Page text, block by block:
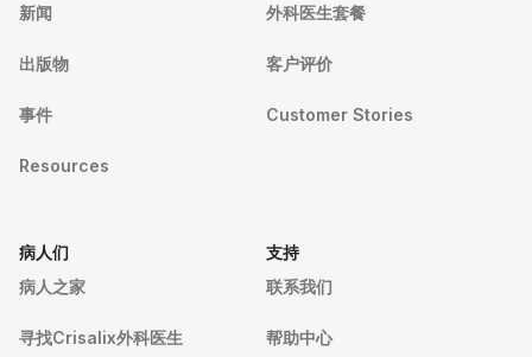
新闻
出版物
事件
Resources
外科医生套餐
客户评价
Customer Stories
病人们
病人之家
寻找Crisalix外科医生
支持
联系我们
帮助中心